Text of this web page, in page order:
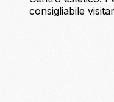
consigliabile